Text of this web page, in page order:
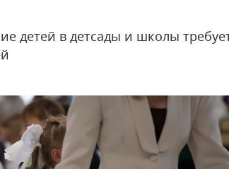
детей в детсады и школы